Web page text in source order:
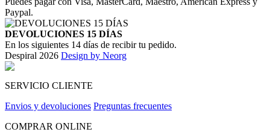
Paypal.
DEVOLUCIONES 15 DÍAS
En los siguientes 14 días de recibir tu pedido.
Despiral 2026 Design by Neorg
SERVICIO CLIENTE
Envios y devoluciones Preguntas frecuentes
COMPRAR ONLINE